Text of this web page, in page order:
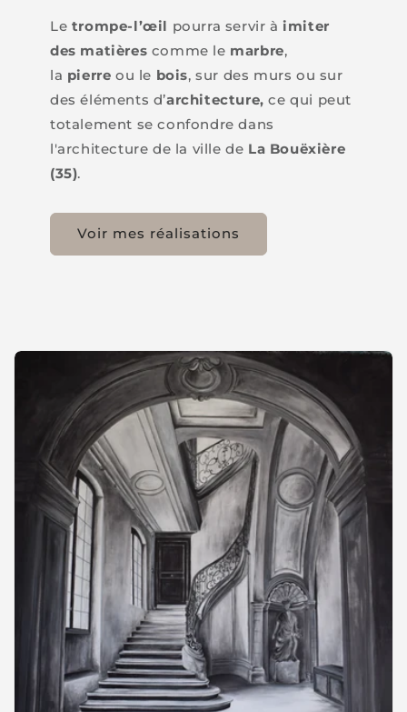
Le trompe-l’œil pourra servir à imiter
des matières comme le marbre,
la pierre ou le bois, sur des murs ou sur
des éléments d’architecture,ce qui peut
totalement se confondre dans
l'architecture de la ville de La Bouëxière
(35).
Voir mes réalisations